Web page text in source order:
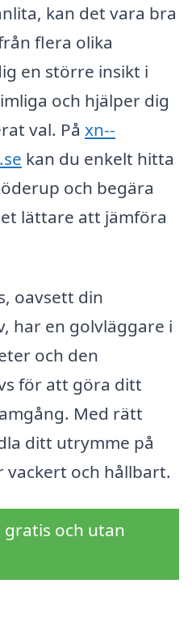
kan det vara bra
flera olika
en större insikt i
och hjälper dig
val. På xn--
kan du enkelt hitta
och begära
lättare att jämföra
oavsett din
har en golvläggare i
och den
för att göra ditt
Med rätt
ditt utrymme på
vackert och hållbart.
gratis och utan